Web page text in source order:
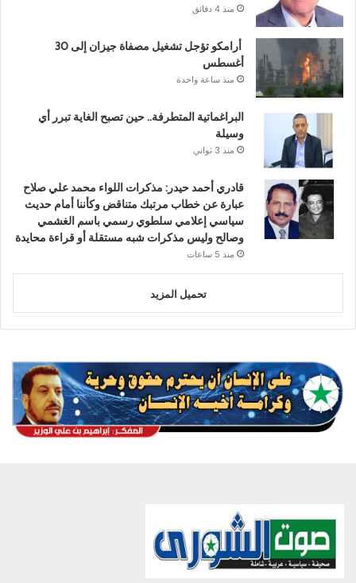
منذ 4 دقائق
أرامكو تؤجل تشغيل مصفاة جيزان إلى 30
أغسطس
منذ ساعة واحدة
البراغماتية المتطرفة.. حين تصبح الغاية تبرر أي
وسيلة
منذ 3 ثواني
قادري أحمد حيدر: مذكرات اللواء محمد علي صلاح
عبارة عن خطاب مرتبك متناقض وكأننا أمام حديث
سياسي إعلامي سلطوي رسمي باسم الغشمي
وصالح وليس مذكرات شبه مستقلة أو قراءة محايدة
منذ 5 ساعات
تحميل المزيد